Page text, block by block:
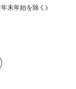
末年始を除く)